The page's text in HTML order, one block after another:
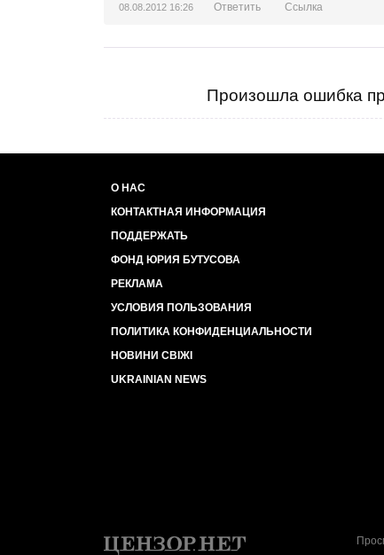
08.08.2012 16:26 Ответить Ссылка
Произошла ошибка
О НАС
КОНТАКТНАЯ ИНФОРМАЦИЯ
ПОДДЕРЖАТЬ
ФОНД ЮРИЯ БУТУСОВА
РЕКЛАМА
УСЛОВИЯ ПОЛЬЗОВАНИЯ
ПОЛИТИКА КОНФИДЕНЦИАЛЬНОСТИ
НОВИНИ СВІЖІ
UKRAINIAN NEWS